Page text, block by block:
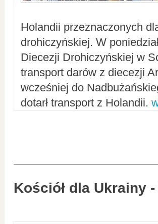
Holandii przeznaczonych
drohiczyńskiej. W
Diecezji Drohiczyńskiej w
transport darów z diecezji
wcześniej do
dotarł transport z Holandii.
Kościół dla Ukrainy